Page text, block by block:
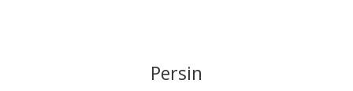
READ MORE
Persin